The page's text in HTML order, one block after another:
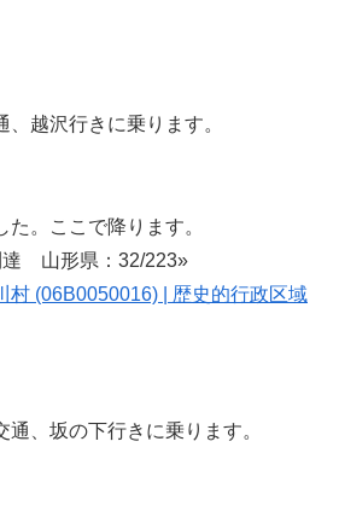
越沢行きに乗ります。
。ここで降ります。
達 山形県：32/223»
村 (06B0050016) | 歴史的行政区域
、坂の下行きに乗ります。